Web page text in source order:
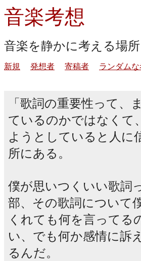
音楽考想
音楽を静かに考える場所
新規 発想者 寄稿者 ランダムな
歌詞の重要性って、
ているのかではなくて
ようとしていると人に
所にある。
僕が思いつくいい歌詞
部、その歌詞について
くれても何を言ってる
い、でも何か感情に訴
るんだ。